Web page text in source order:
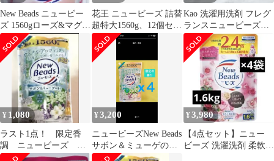
New Beads ニュービー
ズ 1560gローズ&マグノ
リアの香り
花王 ニュービーズ 詰替
超特大1560g、12個セッ
ト！まとめ売り！
Kao 洗濯用洗剤 フレグ
ランスニュービーズ
1.4kg 4箱セット
¥ 1,080
ラスト1点！ 限定香
調 ニュービーズ 超
特大 つめかえ用
¥3,200
ニュービーズNew Beads
サボン＆ミューゲの香
り 1560g 4個セット
¥ 3,980
【4点セット】ニュー
ビーズ 洗濯洗剤 柔軟剤